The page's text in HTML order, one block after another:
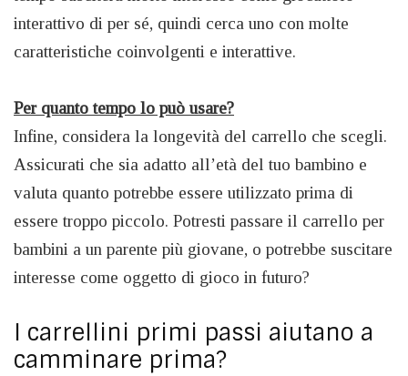
interattivo di per sé, quindi cerca uno con molte
caratteristiche coinvolgenti e interattive.
Per quanto tempo lo può usare?
Infine, considera la longevità del carrello che scegli.
Assicurati che sia adatto all’età del tuo bambino e
valuta quanto potrebbe essere utilizzato prima di
essere troppo piccolo. Potresti passare il carrello per
bambini a un parente più giovane, o potrebbe suscitare
interesse come oggetto di gioco in futuro?
I carrellini primi passi aiutano a
camminare prima?